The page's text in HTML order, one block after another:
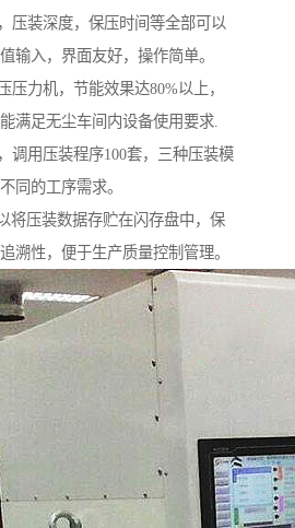
压装深度，保压时间等全部可以
输入，界面友好，操作简单。
压力机，节能效果达80%以上，
满足无尘车间内设备使用要求.
调用压装程序100套，三种压装模
同的工序需求。
将压装数据存贮在闪存盘中，保
溯性，便于生产质量控制管理。